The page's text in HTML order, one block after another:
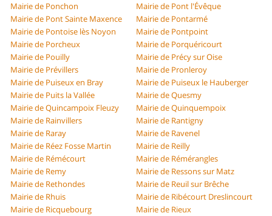
Mairie de Ponchon
Mairie de Pont l'Évêque
Mairie de Pont Sainte Maxence
Mairie de Pontarmé
Mairie de Pontoise lès Noyon
Mairie de Pontpoint
Mairie de Porcheux
Mairie de Porquéricourt
Mairie de Pouilly
Mairie de Précy sur Oise
Mairie de Prévillers
Mairie de Pronleroy
Mairie de Puiseux en Bray
Mairie de Puiseux le Hauberger
Mairie de Puits la Vallée
Mairie de Quesmy
Mairie de Quincampoix Fleuzy
Mairie de Quinquempoix
Mairie de Rainvillers
Mairie de Rantigny
Mairie de Raray
Mairie de Ravenel
Mairie de Réez Fosse Martin
Mairie de Reilly
Mairie de Rémécourt
Mairie de Rémérangles
Mairie de Remy
Mairie de Ressons sur Matz
Mairie de Rethondes
Mairie de Reuil sur Brêche
Mairie de Rhuis
Mairie de Ribécourt Dreslincourt
Mairie de Ricquebourg
Mairie de Rieux